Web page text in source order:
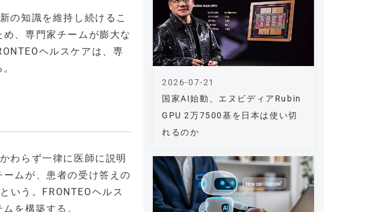
の知識を維持し続けるこ
、専門家チームが膨大な
ヘルスケアは、専
わらず一律に医師に説明
ムが、患者の受け答えの
いう。FRONTEOヘルス
を構築する。
国家AI始動、エヌビディアRubin
GPU 2万7500基を日本は使い切
れるのか
2026-07-21